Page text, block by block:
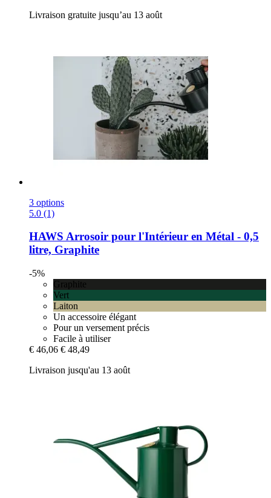
Livraison gratuite jusqu’au 13 août
3 options
5.0 (1)
HAWS Arrosoir pour l'Intérieur en Métal -​ 0,5
litre, Graphite
-5%
Graphite
Vert
Laiton
Un accessoire élégant
Pour un versement précis
Facile à utiliser
€ 46,06 € 48,49
Livraison jusqu'au 13 août